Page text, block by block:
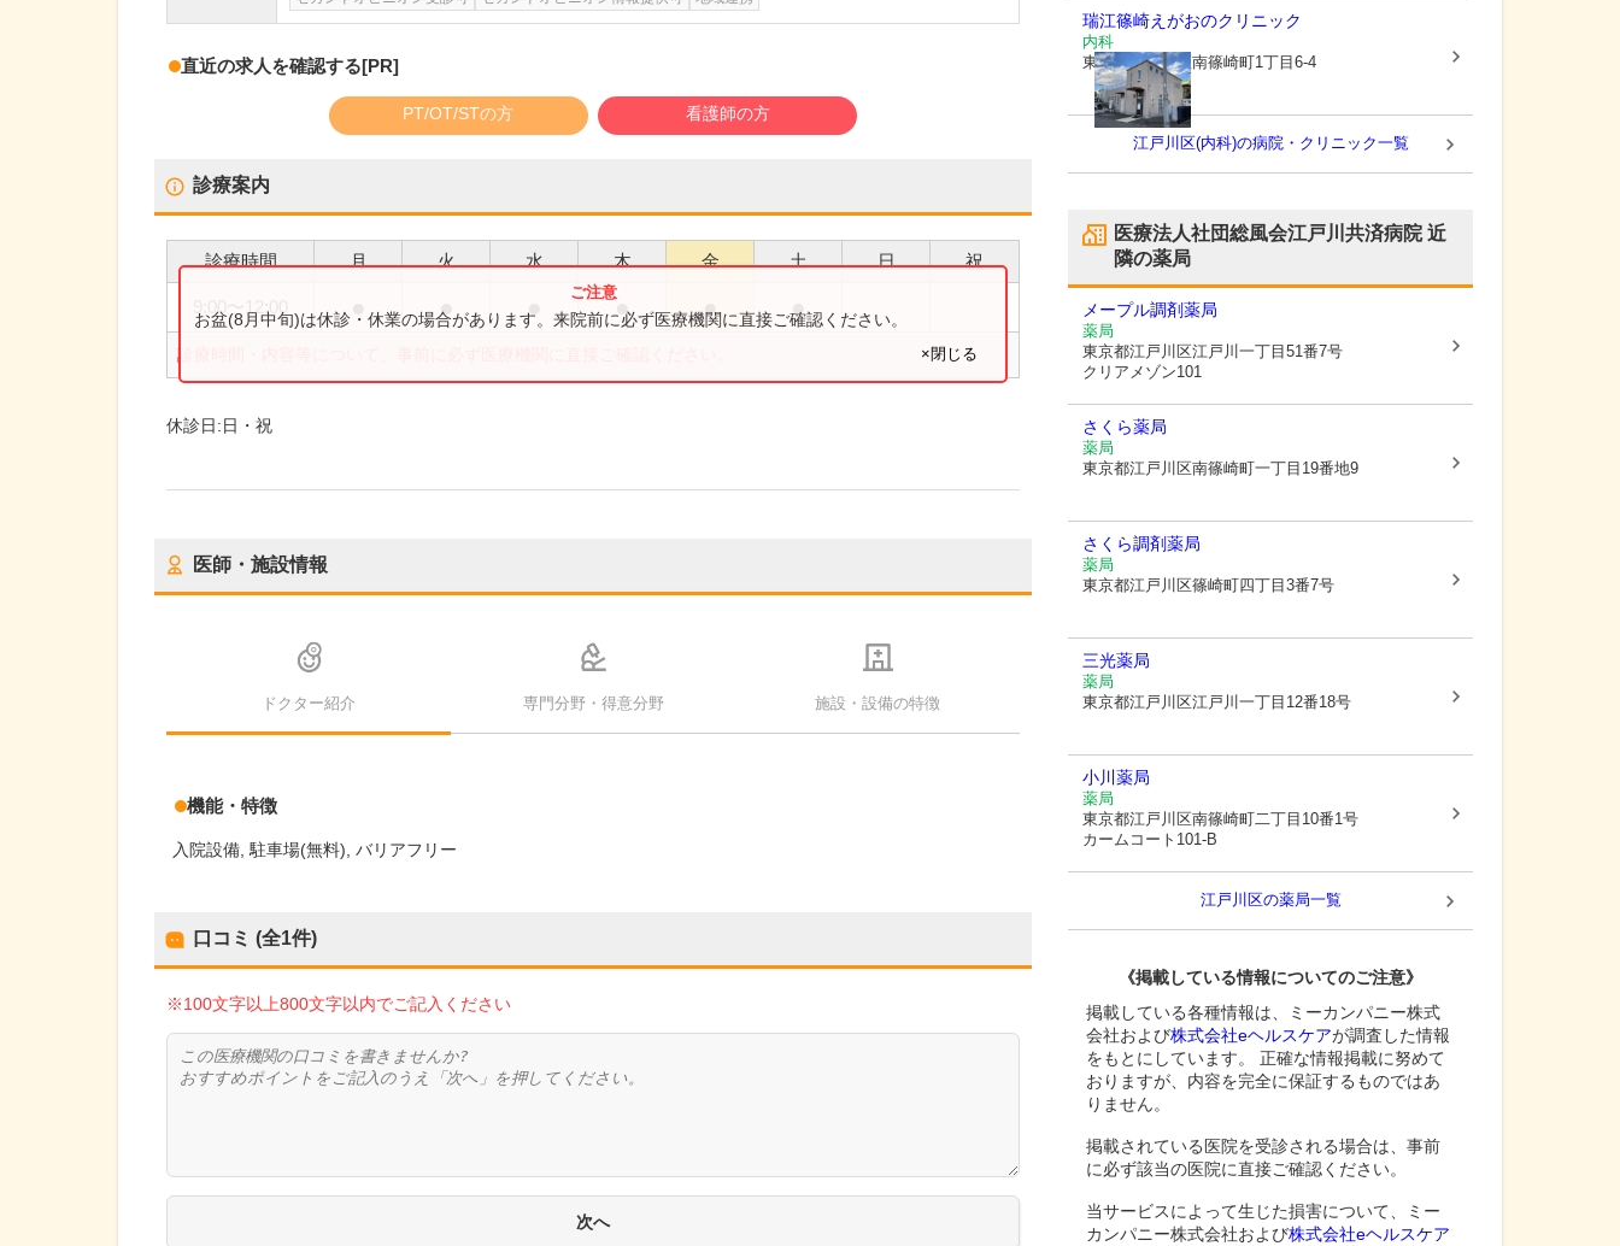
直近の求人を確認する[PR]
PT/OT/STの方 看護師の方
診療案内
診療時間 月 火 水 木 金 土 日 祝
9:00 12:00 ● ● ● ● ●
診療時間・内容等について、事前に必ず医療機関に直接ご確認ください。
お盆(8月中旬)は休診・休業の場合があります。来院前に必ず医療機関に直接ご確認ください。
×閉じる
休診日:日・祝
医師・施設情報
ドクター紹介 専門分野・得意分野 施設・設備の特徴
機能・特徴
入院設備 駐車場(無料) バリアフリー
口コミ (全1件)
※100文字以上800文字以内でご記入ください
瑞江篠崎えがおのクリニック
内科
東京都江戸川区南篠崎町1丁目6-4
江戸川区(内科)の病院・クリニック一覧
医療法人社団総風会江戸川共済病院近
隣の薬局
メープル調剤薬局
薬局
東京都江戸川区江戸川一丁目51番7号
クリアメゾン101
さくら薬局
薬局
東京都江戸川区南篠崎町一丁目19番地9
さくら調剤薬局
薬局
東京都江戸川区篠崎町四丁目3番7号
三光薬局
薬局
東京都江戸川区江戸川一丁目12番18号
小川薬局
薬局
東京都江戸川区南篠崎町二丁目10番1号
カームコート101-B
江戸川区の薬局一覧
《掲載している情報についてのご注意》
掲載している各種情報は、ミーカンパニー株式
会社および株式会社eヘルスケアが調査した情報
をもとにしています。 正確な情報掲載に努めて
おりますが、内容を完全に保証するものではあ
りません。
掲載されている医院を受診される場合は、事前
に必ず該当の医院に直接ご確認ください。
当サービスによって生じた損害について、ミー
カンパニー株式会社および株式会社eヘルスケア